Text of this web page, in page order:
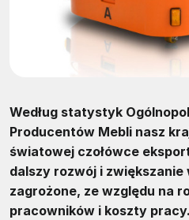
Według statystyk
Producentów Mebli nasz
światowej czołówce
dalszy rozwój i zwiększanie
zagrożone, ze względu na
pracowników i koszty